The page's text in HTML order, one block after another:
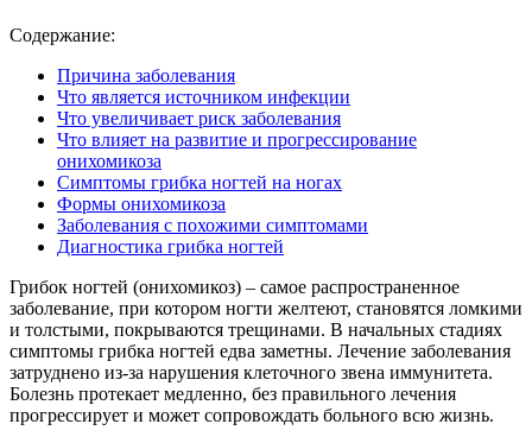
Содержание:
Причина заболевания
Что является источником инфекции
Что увеличивает риск заболевания
Что влияет на развитие и прогрессирование
онихомикоза
Симптомы грибка ногтей на ногах
Формы онихомикоза
Заболевания с похожими симптомами
Диагностика грибка ногтей
Грибок ногтей (онихомикоз) – самое распространенное
заболевание, при котором ногти желтеют, становятся ломкими
и толстыми, покрываются трещинами. В начальных стадиях
симптомы грибка ногтей едва заметны. Лечение заболевания
затруднено из-за нарушения клеточного звена иммунитета.
Болезнь протекает медленно, без правильного лечения
прогрессирует и может сопровождать больного всю жизнь.